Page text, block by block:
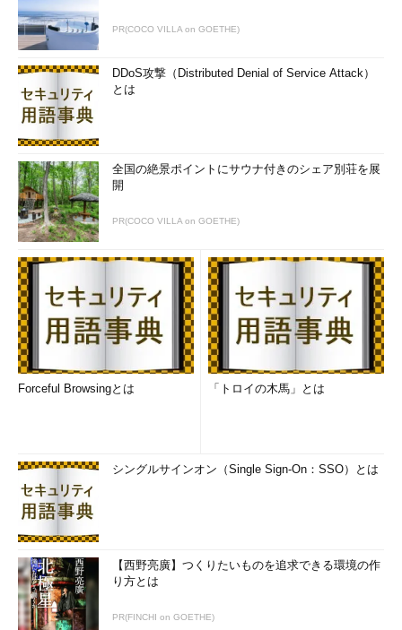
PR(COCO VILLA on GOETHE)
DDoS攻撃（Distributed Denial of Service Attack）
とは
全国の絶景ポイントにサウナ付きのシェア別荘を展
開
PR(COCO VILLA on GOETHE)
Forceful Browsingとは 「トロイの木馬」とは
シングルサインオン（Single Sign-On：SSO）とは
【西野亮廣】つくりたいものを追求できる環境の作
り方とは
PR(FINCHI on GOETHE)